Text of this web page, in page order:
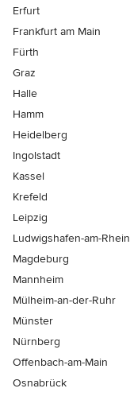
Erfurt
Frankfurt am Main
Fürth
Graz
Halle
Hamm
Heidelberg
Ingolstadt
Kassel
Krefeld
Leipzig
Ludwigshafen-am-Rhein
Magdeburg
Mannheim
Mülheim-an-der-Ruhr
Münster
Nürnberg
Offenbach-am-Main
Osnabrück